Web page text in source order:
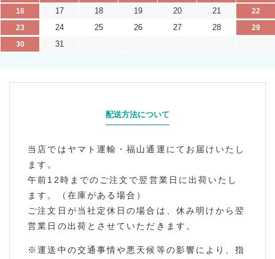
16
17 18 19 20 21
22
23
24 25 26 27 28
29
30
31
配送方法について
当店ではヤマト運輸・福山通運にてお届けいたし
ます。
午前12時までのご注文で翌営業日に出荷いたし
ます。（在庫がある場合）
ご注文日が当社定休日の場合は、休み明けから翌
営業日の出荷とさせていただきます。
※運送中の交通事情や悪天候等の影響により、指